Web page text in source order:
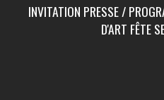
INVITATION PRESSE /
D'ART FÊTE